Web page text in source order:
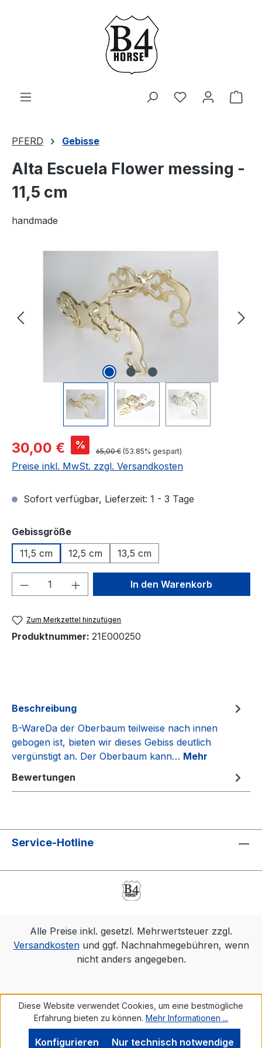
Zum Hauptinhalt springen
Du hast 0
PFERD Gebisse
Alta Escuela Flower messing -
11,5 cm
handmade
Verkaufspreis:
30,00 € % Regulärer Preis:
65,00 € (53.85% gespart)
Preise inkl. MwSt. zzgl. Versandkosten
Sofort verfügbar, Lieferzeit: 1 - 3 Tage
Gebissgrößeauswählen
11,5 cm
12,5 cm 13,5 cm
Produkt Anzahl: Gib denIn den Warenkorb
Zum Merkzettel hinzufügen
Produktnummer: 21E000250
Beschreibung
B-WareDa der Oberbaum teilweise nach innen
gebogen ist, bieten wir dieses Gebiss deutlich
vergünstigt an. Der Oberbaum kann… Mehr
Bewertungen
Service-Hotline
Alle Preise inkl. gesetzl. Mehrwertsteuer zzgl.
Versandkostenund ggf. Nachnahmegebühren, wenn
nicht anders angegeben.
Diese Website verwendet Cookies, um eine bestmögliche
Erfahrung bieten zu können. Mehr Informationen ...
Nur technisch notwendige
Konfigurieren